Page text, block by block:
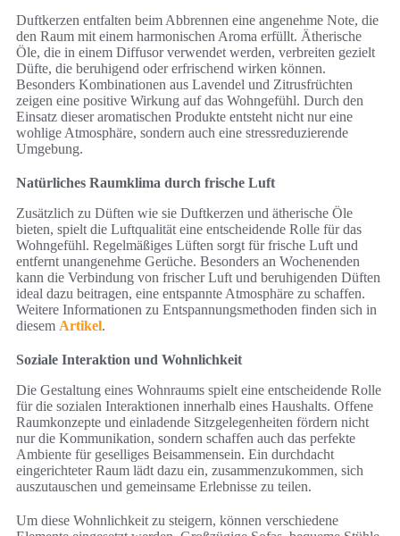
Duftkerzen entfalten beim Abbrennen eine angenehme Note, die
den Raum mit einem harmonischen Aroma erfüllt. Ätherische
Öle, die in einem Diffusor verwendet werden, verbreiten gezielt
Düfte, die beruhigend oder erfrischend wirken können.
Besonders Kombinationen aus Lavendel und Zitrusfrüchten
zeigen eine positive Wirkung auf das Wohngefühl. Durch den
Einsatz dieser aromatischen Produkte entsteht nicht nur eine
wohlige Atmosphäre, sondern auch eine stressreduzierende
Umgebung.
Natürliches Raumklima durch frische Luft
Zusätzlich zu Düften wie sie Duftkerzen und ätherische Öle
bieten, spielt die Luftqualität eine entscheidende Rolle für das
Wohngefühl. Regelmäßiges Lüften sorgt für frische Luft und
entfernt unangenehme Gerüche. Besonders an Wochenenden
kann die Verbindung von frischer Luft und beruhigenden Düften
ideal dazu beitragen, eine entspannte Atmosphäre zu schaffen.
Weitere Informationen zu Entspannungsmethoden finden sich in
diesem Artikel.
Soziale Interaktion und Wohnlichkeit
Die Gestaltung eines Wohnraums spielt eine entscheidende Rolle
für die sozialen Interaktionen innerhalb eines Haushalts. Offene
Raumkonzepte und einladende Sitzgelegenheiten fördern nicht
nur die Kommunikation, sondern schaffen auch das perfekte
Ambiente für geselliges Beisammensein. Ein durchdacht
eingerichteter Raum lädt dazu ein, zusammenzukommen, sich
auszutauschen und gemeinsame Erlebnisse zu teilen.
Um diese Wohnlichkeit zu steigern, können verschiedene